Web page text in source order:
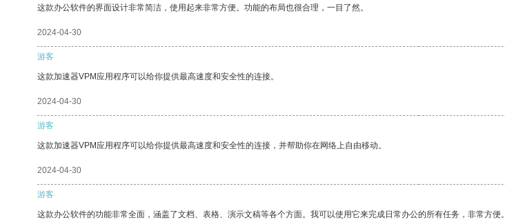
这款办公软件的界面设计非常简洁，使用起来非常方便。功能的布局也很合理，一目了然。
2024-04-30
游客
这款加速器VPM应用程序可以给你提供最高速度和安全性的连接。
2024-04-30
游客
这款加速器VPM应用程序可以给你提供最高速度和安全性的连接，并帮助你在网络上自由移动。
2024-04-30
游客
这款办公软件的功能非常全面，涵盖了文档、表格、演示文稿等各个方面。我可以使用它来完成日常办公的所有任务，非常方便。